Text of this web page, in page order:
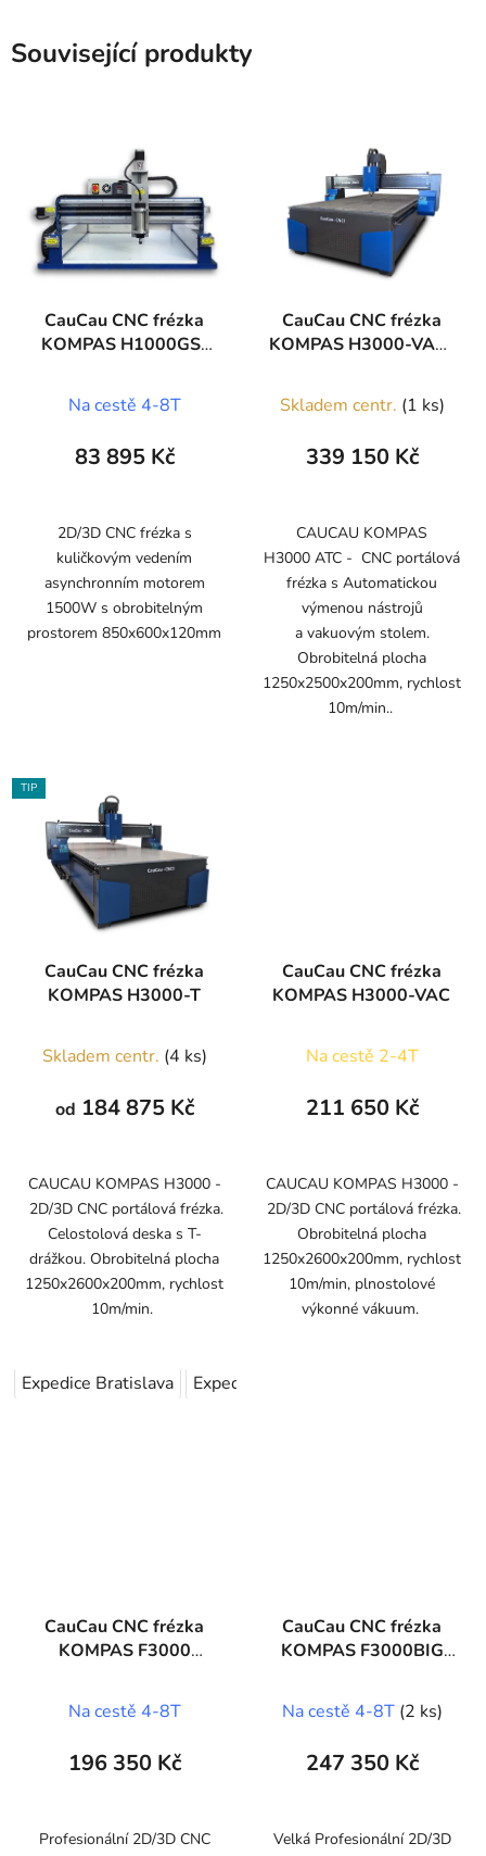
Související produkty
CauCau CNC frézka
KOMPAS H1000GS-
Na cestě 4-8T
83 895 Kč
2D/3D CNC frézka s
kuličkovým vedením
asynchronním motorem
1500W s obrobitelným
prostorem 850x600x120mm
CauCau CNC frézka
KOMPAS H3000-VAC-
Skladem centr. (1 ks)
339 150 Kč
CAUCAU KOMPAS
H3000 ATC - CNC portálová
frézka s Automatickou
výmenou nástrojů
a vakuovým stolem.
Obrobitelná plocha
1250x2500x200mm, rychlost
10m/min..
TIP
CauCau CNC frézka
KOMPAS H3000-T
Skladem centr. (4 ks)
od 184 875 Kč
CAUCAU KOMPAS H3000 -
2D/3D CNC portálová frézka.
Celostolová deska s T-
drážkou. Obrobitelná plocha
1250x2600x200mm, rychlost
10m/min.
Expedice Bratislava Expedice Plzeň
CauCau CNC frézka
KOMPAS H3000-VAC
Na cestě 2-4T
211 650 Kč
CAUCAU KOMPAS H3000 -
2D/3D CNC portálová frézka.
Obrobitelná plocha
1250x2600x200mm, rychlost
10m/min, plnostolové
výkonné vákuum.
CauCau CNC frézka
KOMPAS F3000
Na cestě 4-8T
196 350 Kč
Profesionální 2D/3D CNC
CauCau CNC frézka
KOMPAS F3000BIG
Na cestě 4-8T (2 ks)
247 350 Kč
Velká Profesionální 2D/3D